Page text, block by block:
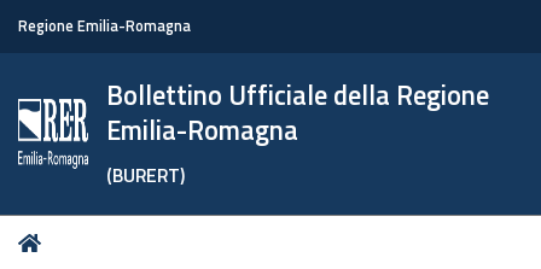
Regione Emilia-Romagna
Bollettino Ufficiale della Regione
Emilia-Romagna
(BURERT)
Tu